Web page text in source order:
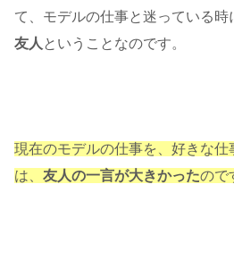
て、モデルの仕事と迷っている時
友人 ということなのです。
現在のモデルの仕事を、好きな
は、 友人の一言が大きかったので